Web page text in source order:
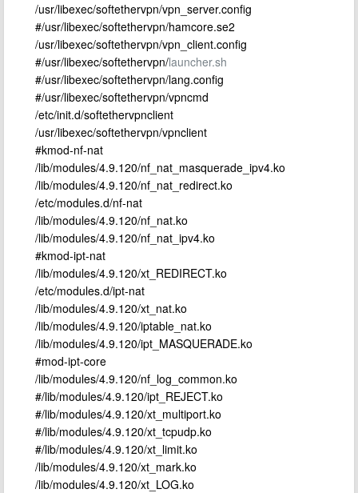
/usr/libexec/softethervpn/vpn_server.config
#/usr/libexec/softethervpn/hamcore.se2
/usr/libexec/softethervpn/vpn_client.config
#/usr/libexec/softethervpn/launcher.sh
#/usr/libexec/softethervpn/lang.config
#/usr/libexec/softethervpn/vpncmd
/etc/init.d/softethervpnclient
/usr/libexec/softethervpn/vpnclient
#kmod-nf-nat
/lib/modules/4.9.120/nf_nat_masquerade_ipv4.ko
/lib/modules/4.9.120/nf_nat_redirect.ko
/etc/modules.d/nf-nat
/lib/modules/4.9.120/nf_nat.ko
/lib/modules/4.9.120/nf_nat_ipv4.ko
#kmod-ipt-nat
/lib/modules/4.9.120/xt_REDIRECT.ko
/etc/modules.d/ipt-nat
/lib/modules/4.9.120/xt_nat.ko
/lib/modules/4.9.120/iptable_nat.ko
/lib/modules/4.9.120/ipt_MASQUERADE.ko
#mod-ipt-core
/lib/modules/4.9.120/nf_log_common.ko
#/lib/modules/4.9.120/ipt_REJECT.ko
#/lib/modules/4.9.120/xt_multiport.ko
#/lib/modules/4.9.120/xt_tcpudp.ko
#/lib/modules/4.9.120/xt_limit.ko
/lib/modules/4.9.120/xt_mark.ko
/lib/modules/4.9.120/xt_LOG.ko